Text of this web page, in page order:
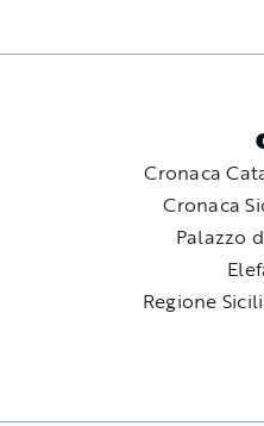
Cronaca
Cronaca
Palazzo
Regione